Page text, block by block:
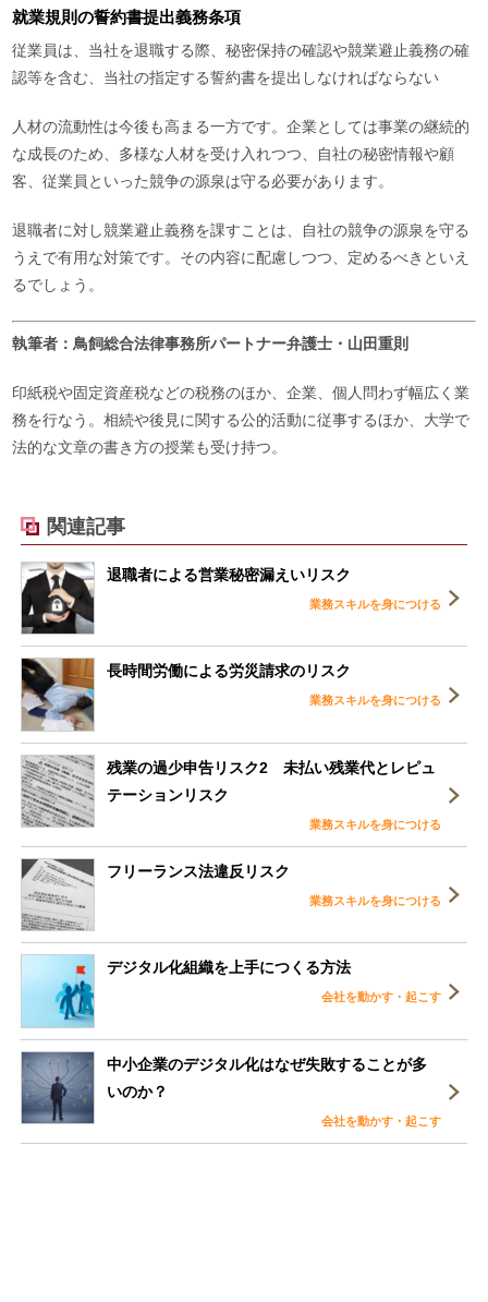
就業規則の誓約書提出義務条項
従業員は、当社を退職する際、秘密保持の確認や競業避止義務の確
認等を含む、当社の指定する誓約書を提出しなければならない
人材の流動性は今後も高まる一方です。企業としては事業の継続的
な成長のため、多様な人材を受け入れつつ、自社の秘密情報や顧
客、従業員といった競争の源泉は守る必要があります。
退職者に対し競業避止義務を課すことは、自社の競争の源泉を守る
うえで有用な対策です。その内容に配慮しつつ、定めるべきといえ
るでしょう。
執筆者：鳥飼総合法律事務所パートナー弁護士・山田重則
印紙税や固定資産税などの税務のほか、企業、個人問わず幅広く業
務を行なう。相続や後見に関する公的活動に従事するほか、大学で
法的な文章の書き方の授業も受け持つ。
関連記事
退職者による営業秘密漏えいリスク
業務スキルを身につける
長時間労働による労災請求のリスク
業務スキルを身につける
残業の過少申告リスク2 未払い残業代とレピュ
テーションリスク
業務スキルを身につける
フリーランス法違反リスク
業務スキルを身につける
デジタル化組織を上手につくる方法
会社を動かす・起こす
中小企業のデジタル化はなぜ失敗することが多
いのか？
会社を動かす・起こす